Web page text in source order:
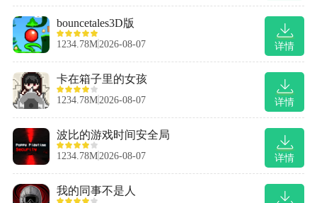
详情
bouncetales3D版
1234.78M 2026-08-07
详情
卡在箱子里的女孩
1234.78M 2026-08-07
详情
波比的游戏时间安全局
1234.78M 2026-08-07
我的同事不是人